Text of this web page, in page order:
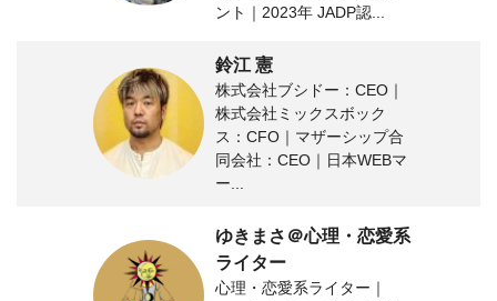
ント｜2023年 JADP認...
鈴江 憲
株式会社ブシドー：CEO｜
株式会社ミックスボック
ス：CFO｜マザーシップ合
同会社：CEO｜日本WEBマ
ー...
ゆきまさ＠心理・恋愛系
ライター
心理・恋愛系ライター｜